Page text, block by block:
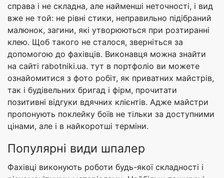
справа і не складна, але найменші неточності, і вид
вже не той: не рівні стики, неправильно підібраний
малюнок, загини, які утворюються при розтиранні
клею. Щоб такого не сталося, зверніться за
допомогою до фахівців. Виконавця можна знайти
на сайті rabotniki.ua. тут в портфоліо ви можете
ознайомитися з фото робіт, як приватних майстрів,
так і будівельних бригад і фірм, прочитати
позитивні відгуки вдячних клієнтів. Адже майстри
пропонують поклейку боїв не тільки за доступними
цінами, але і в найкоротші терміни.
Популярні види шпалер
Фахівці виконують роботи будь-якої складності і